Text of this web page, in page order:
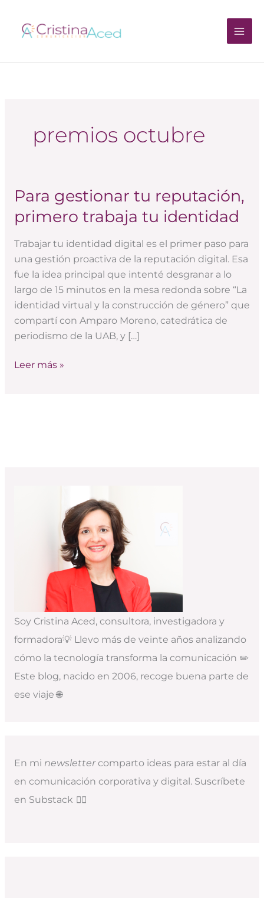
contenido
premios octubre
Para gestionar tu reputación,
primero trabaja tu identidad
Trabajar tu identidad digital es el primer paso para
una gestión proactiva de la reputación digital. Esa
fue la idea principal que intenté desgranar a lo
largo de 15 minutos en la mesa redonda sobre “La
identidad virtual y la construcción de género” que
compartí con Amparo Moreno, catedrática de
periodismo de la UAB, y […]
Para
gestionar
tu
reputación,
trabaja
tu
identidad
Leer más »
Soy Cristina Aced, consultora, investigadora y
formadora💡 Llevo más de veinte años analizando
cómo la tecnología transforma la comunicación ✏️
Este blog, nacido en 2006, recoge buena parte de
ese viaje 🌐
En mi newslettercomparto ideas para estar al día
en comunicación corporativa y digital. Suscríbete
en Substack 👇🏻